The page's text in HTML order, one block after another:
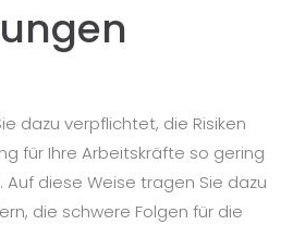
dazu verpflichtet, die Risiken
für Ihre Arbeitskräfte so gering
diese Weise tragen Sie dazu
die schwere Folgen für die